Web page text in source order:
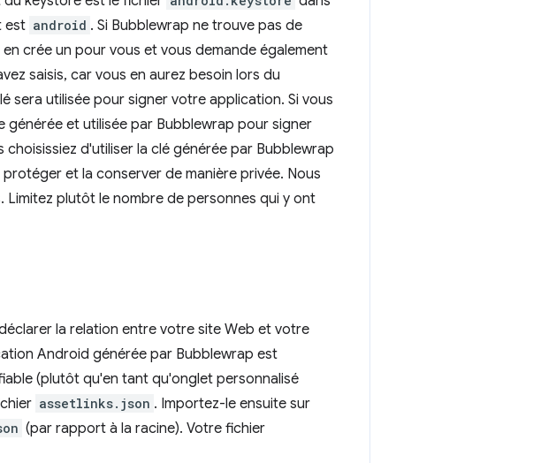
est android . Si Bubblewrap ne trouve pas de
crée un pour vous et vous demande également
saisis, car vous en aurez besoin lors du
sera utilisée pour signer votre application. Si vous
générée et utilisée par Bubblewrap pour signer
d'utiliser la clé générée par Bubblewrap
et la conserver de manière privée. Nous
plutôt le nombre de personnes qui y ont
la relation entre votre site Web et votre
Android générée par Bubblewrap est
(plutôt qu'en tant qu'onglet personnalisé
assetlinks.json . Importez-le ensuite sur
(par rapport à la racine). Votre fichier